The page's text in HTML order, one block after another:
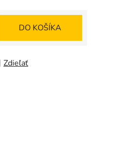
DO KOŠÍKA
Zdieľať